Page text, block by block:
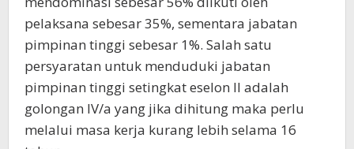
pelaksana sebesar 35%, sementara jabatan
pimpinan tinggi sebesar 1%. Salah satu
persyaratan untuk menduduki jabatan
pimpinan tinggi setingkat eselon II adalah
golongan IV/a yang jika dihitung maka perlu
melalui masa kerja kurang lebih selama 16